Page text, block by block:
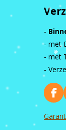
-
- met
- met
-
F
a
c